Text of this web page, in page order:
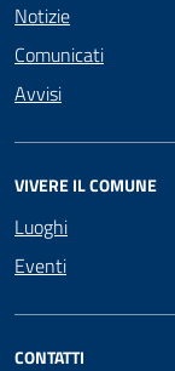
Notizie
Comunicati
Avvisi
VIVERE IL COMUNE
Luoghi
Eventi
CONTATTI